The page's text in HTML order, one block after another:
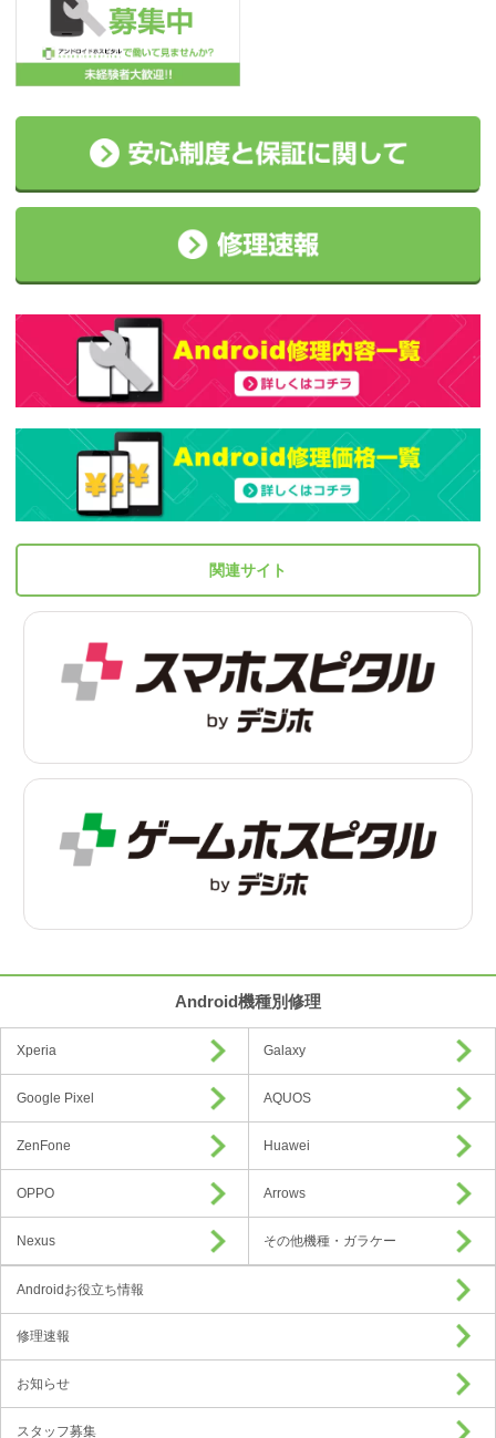
関連サイト
Android機種別修理
Xperia Galaxy
Google Pixel AQUOS
ZenFone Huawei
OPPO Arrows
Nexus その他機種・ガラケー
Androidお役立ち情報
修理速報
お知らせ
スタッフ募集